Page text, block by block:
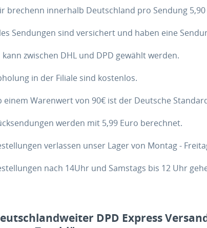
brechenn innerhalb Deutschland pro Sendung 5,90
Sendungen sind versichert und haben eine
kann zwischen DHL und DPD gewählt werden.
in der Filiale sind kostenlos.
einem Warenwert von 90€ ist der Deutsche
werden mit 5,99 Euro berechnet.
verlassen unser Lager von Montag -
nach 14Uhr und Samstags bis 12 Uhr
DPD Express